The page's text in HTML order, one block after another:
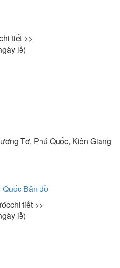
chi tiết >>
lễ)
Tơ, Phú Quốc, Kiên Giang
Quốc Bản đồ
chi tiết >>
lễ)